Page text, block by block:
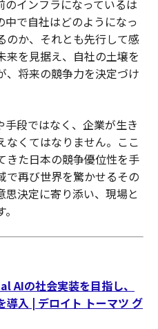
インフラになっているは
で自社はどのようになっ
のか、それとも先行して感
来を見据え、自社の土壌を
、将来の競争力を決定づけ
手段ではなく、企業が生き
なくてはなりません。ここ
きた日本の競争優位性を手
で再び世界を驚かせるその
思決定に寄り添い、現場と
AIの社会実装を目指し、
導入 | デロイト トーマツ グ